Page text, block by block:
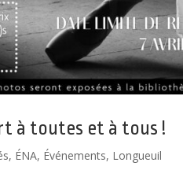
à toutes et à tous !
, ÉNA, Événements, Longueuil